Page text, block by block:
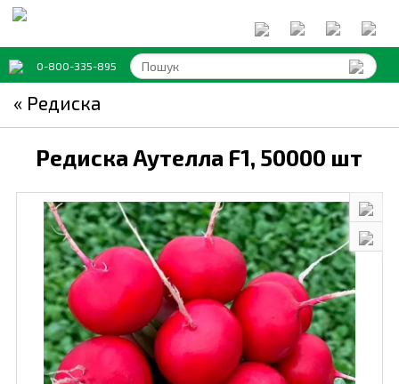
0-800-335-895
« Редиска
Редиска Аутелла F1, 50000 шт